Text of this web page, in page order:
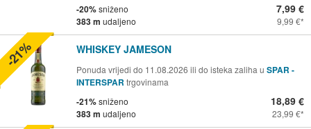
-20%sniženo
383 m udaljeno
7,99 €
9,99 €
WHISKEY JAMESON
Ponuda vrijedi do 11.08.2026 ili do isteka zaliha u SPAR -
INTERSPAR trgovinama
-21%sniženo
383 m udaljeno
18,89 €
23,99 €
-21%